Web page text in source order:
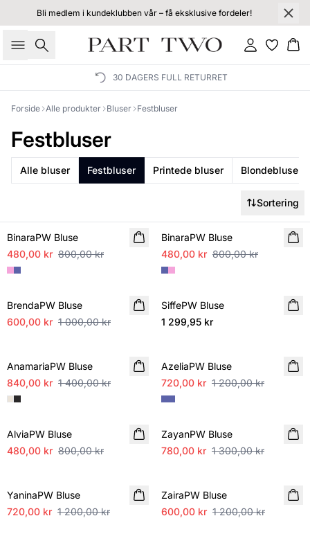
Bli medlem i kundeklubben vår – få eksklusive fordeler!
Søk Logg inn
30 DAGERS FULL RETURRET
Forside Alle produkter Bluser Festbluser
Festbluser
Alle bluser Festbluser Printede bluser Blondebluser
Sortering
BinaraPW Bluse
480,00 kr 800,00 kr
BinaraPW Bluse
480,00 kr 800,00 kr
SALE
BrendaPW Bluse
600,00 kr 1 000,00 kr
NYHET
SiffePW Bluse
1 299,95 kr
AnamariaPW Bluse
840,00 kr 1 400,00 kr
AzeliaPW Bluse
720,00 kr 1 200,00 kr
SALE
AlviaPW Bluse
480,00 kr 800,00 kr
SALE
ZayanPW Bluse
780,00 kr 1 300,00 kr
YaninaPW Bluse
720,00 kr 1 200,00 kr
ZairaPW Bluse
600,00 kr 1 200,00 kr